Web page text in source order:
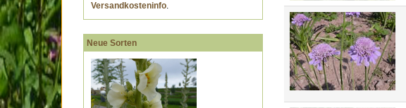
Versandkosteninfo.
Neue Sorten